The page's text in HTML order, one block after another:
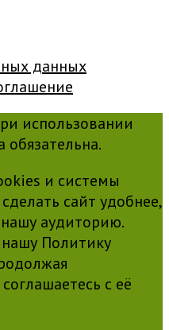
данных
использовании
обязательна.
и системы
сайт удобнее,
аудиторию.
Политику
с её